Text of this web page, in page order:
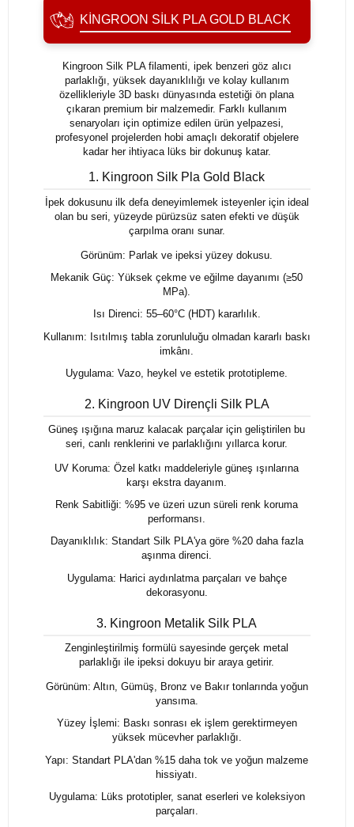
KINGROON SILK PLA GOLD BLACK
Kingroon Silk PLA filamenti, ipek benzeri göz alıcı
parlaklığı, yüksek dayanıklılığı ve kolay kullanım
özellikleriyle 3D baskı dünyasında estetiği ön plana
çıkaran premium bir malzemedir. Farklı kullanım
senaryoları için optimize edilen ürün yelpazesi,
profesyonel projelerden hobi amaçlı dekoratif objelere
kadar her ihtiyaca lüks bir dokunuş katar.
1. Kingroon Silk Pla Gold Black
İpek dokusunu ilk defa deneyimlemek isteyenler için ideal
olan bu seri, yüzeyde pürüzsüz saten efekti ve düşük
çarpılma oranı sunar.
Görünüm: Parlak ve ipeksi yüzey dokusu.
Mekanik Güç: Yüksek çekme ve eğilme dayanımı (≥50
MPa).
Isı Direnci: 55–60°C (HDT) kararlılık.
Kullanım: Isıtılmış tabla zorunluluğu olmadan kararlı baskı
imkânı.
Uygulama: Vazo, heykel ve estetik prototipleme.
2. Kingroon UV Dirençli Silk PLA
Güneş ışığına maruz kalacak parçalar için geliştirilen bu
seri, canlı renklerini ve parlaklığını yıllarca korur.
UV Koruma: Özel katkı maddeleriyle güneş ışınlarına
karşı ekstra dayanım.
Renk Sabitliği: %95 ve üzeri uzun süreli renk koruma
performansı.
Dayanıklılık: Standart Silk PLA'ya göre %20 daha fazla
aşınma direnci.
Uygulama: Harici aydınlatma parçaları ve bahçe
dekorasyonu.
3. Kingroon Metalik Silk PLA
Zenginleştirilmiş formülü sayesinde gerçek metal
parlaklığı ile ipeksi dokuyu bir araya getirir.
Görünüm: Altın, Gümüş, Bronz ve Bakır tonlarında yoğun
yansıma.
Yüzey İşlemi: Baskı sonrası ek işlem gerektirmeyen
yüksek mücevher parlaklığı.
Yapı: Standart PLA'dan %15 daha tok ve yoğun malzeme
hissiyatı.
Uygulama: Lüks prototipler, sanat eserleri ve koleksiyon
parçaları.